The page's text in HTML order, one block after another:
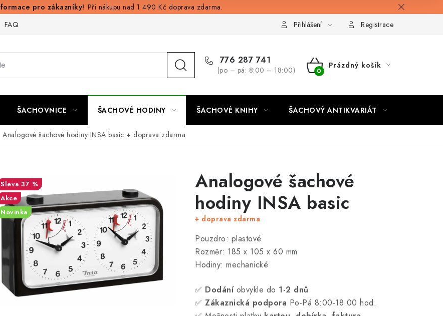
Při nákupu nad 1 490 Kč doprava zdarma.
FAQ Přihlášení Registrace
776 287 741
(po – pá: 8:00 – 18:00)
NÁKUPNÍ
Prázdný košík
ŠACHOVNICE ŠACHOVÉ HODINY ŠACHOVÉ KNIHY ŠACHOVÝ ANTIKVARIÁT
Analogové šachové hodiny INSA basic + doprava zdarma
Analogové šachové
hodiny INSA basic
+ doprava zdarma
Pouzdro: plastové
Rozměr: 185 x 105 x 60 mm
Hodiny: mechanické
✅ Dodáníobvykle do 1-2 dnů
✅ Zákaznická podpora Po-Pá 8:00-18:00 hod.
37 %
Akce
Novinka